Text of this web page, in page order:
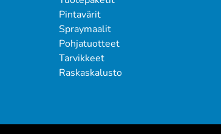
Pintavärit
Spraymaalit
Pohjatuotteet
Tarvikkeet
Raskaskalusto